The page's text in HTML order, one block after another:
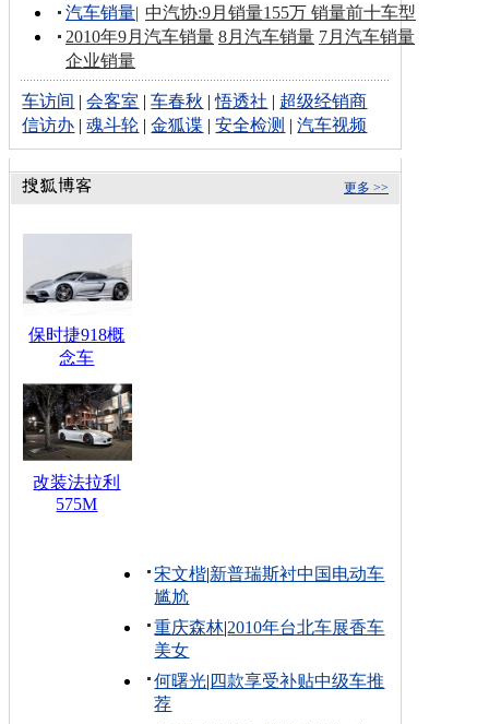
汽车销量| 中汽协:9月销量155万 销量前十车型
2010年9月汽车销量 8月汽车销量 7月汽车销量
企业销量
车访间 |会客室 |车春秋 |悟透社 | 超级经销商
信访办 |魂斗轮 |金狐谍 |安全检测 |汽车视频
更多 >>
保时捷918概
念车
改装法拉利
575M
宋文楷|新普瑞斯衬中国电动车
尴尬
重庆森林|2010年台北车展香车
美女
何曙光| 四款享受补贴中级车推
荐